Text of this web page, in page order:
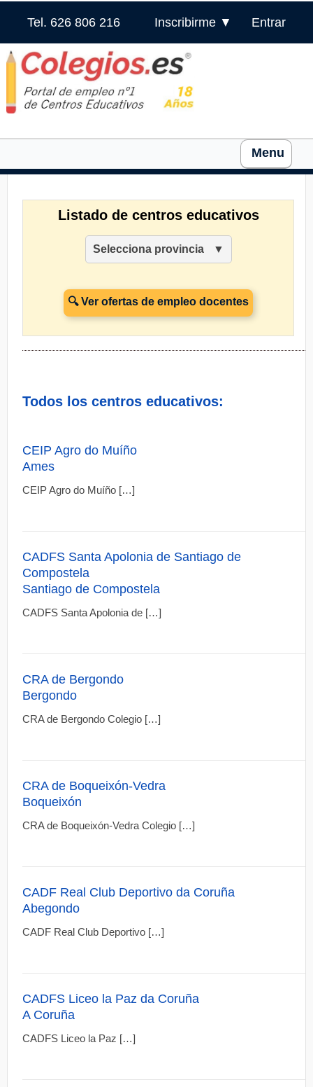
Tel. 626 806 216 Inscribirme ▼ Entrar
Menu
Listado de centros educativos
Selecciona provincia
🔍 Ver ofertas de empleo docentes
Todos los centros educativos:
CEIP Agro do Muíño
Ames
CEIP Agro do Muíño […]
CADFS Santa Apolonia de Santiago de
Compostela
Santiago de Compostela
CADFS Santa Apolonia de […]
CRA de Bergondo
Bergondo
CRA de Bergondo Colegio […]
CRA de Boqueixón-Vedra
Boqueixón
CRA de Boqueixón-Vedra Colegio […]
CADF Real Club Deportivo da Coruña
Abegondo
CADF Real Club Deportivo […]
CADFS Liceo la Paz da Coruña
A Coruña
CADFS Liceo la Paz […]